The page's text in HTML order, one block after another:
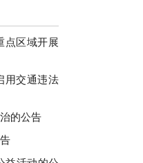
点区域开展
用交通违法
的公告